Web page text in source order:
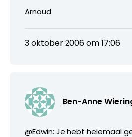
Arnoud
3 oktober 2006 om 17:06
Ben-Anne
@Edwin: Je hebt helemaal